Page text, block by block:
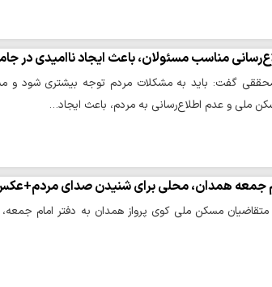
مناسب مسئولان، باعث ایجاد ناامیدی در
گفت: باید به مشکلات مردم توجه بیشتری شود و
ملی و عدم اطلاع‌رسانی به مردم، باعث ایجاد…
جمعه همدان، محلی برای شنیدن صدای
مسکن ملی کوی پرواز همدان به دفتر امام جمعه،